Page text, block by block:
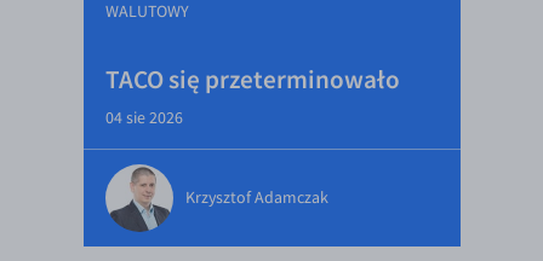
WALUTOWY
TACO się przeterminowało
04 sie 2026
Krzysztof Adamczak